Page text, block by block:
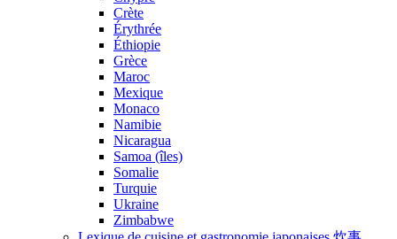
Crète
Érythrée
Éthiopie
Grèce
Maroc
Mexique
Monaco
Namibie
Nicaragua
Samoa (îles)
Somalie
Turquie
Ukraine
Zimbabwe